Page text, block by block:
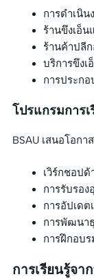
การดำเนิน
ร้านขึงเอ็น
ร้านค้าปลี
บริการขึงเ
การประก
โปรแกรมการเ
BSAU เสนอโอก
เวิร์กชอป
การรับรอ
การอัปเดต
การพัฒนา
การฝึกอบ
การเรียนรู้จา